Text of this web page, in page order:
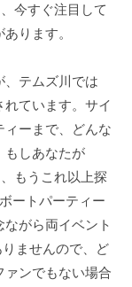
今すぐ注目して
ります。
、テムズ川では
ています。サイ
ィーまで、どんな
もしあなたが
もうこれ以上探
ートパーティー
がら両イベント
ませんので、ど
ァンでもない場合